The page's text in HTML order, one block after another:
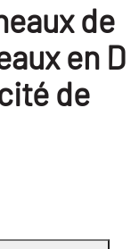
de
en D
de